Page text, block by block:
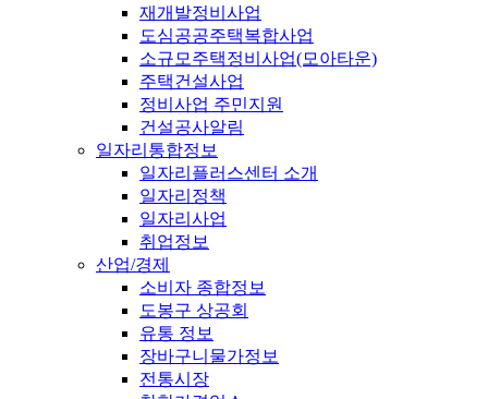
재개발정비사업
도심공공주택복합사업
소규모주택정비사업(모아타운)
주택건설사업
정비사업 주민지원
건설공사알림
일자리통합정보
일자리플러스센터 소개
일자리정책
일자리사업
취업정보
산업/경제
소비자 종합정보
도봉구 상공회
유통 정보
장바구니물가정보
전통시장